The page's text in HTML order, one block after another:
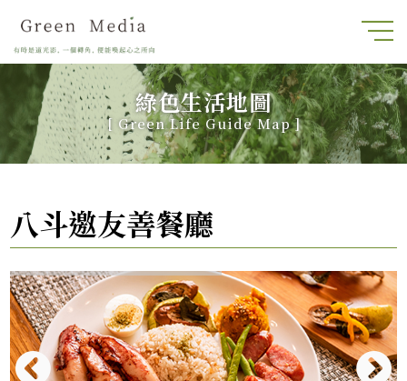
綠色生活地圖
[ Green Life Guide Map]
八斗邀友善餐廳